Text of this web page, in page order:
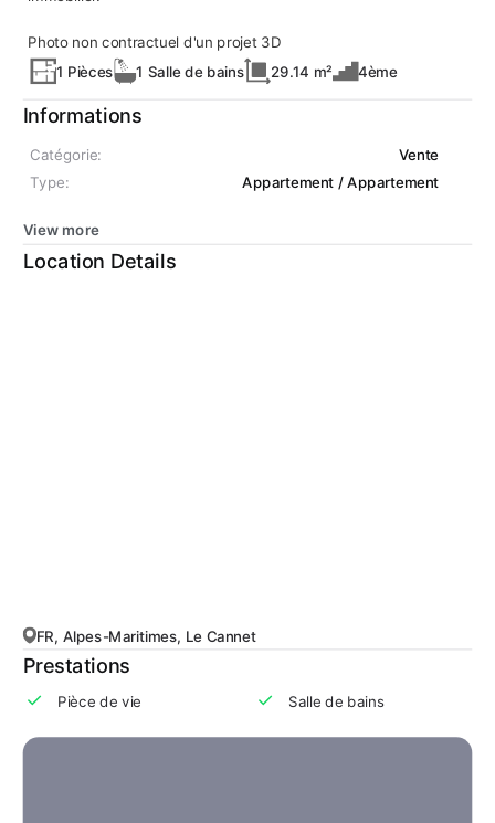
Photo non contractuel d'un projet 3D
1 Pièces
1 Salle de bains 29.14 m² 4ème
Informations
Catégorie: Vente
Type: Appartement / Appartement
View more
Location Details
FR, Alpes-Maritimes, Le Cannet
Prestations
Pièce de vie Salle de bains